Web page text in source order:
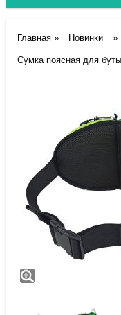
Главная » Новинки »
Сумка поясная для